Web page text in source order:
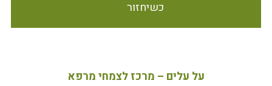
כשיחזור
על עלים – מרכז לצמחי מרפא